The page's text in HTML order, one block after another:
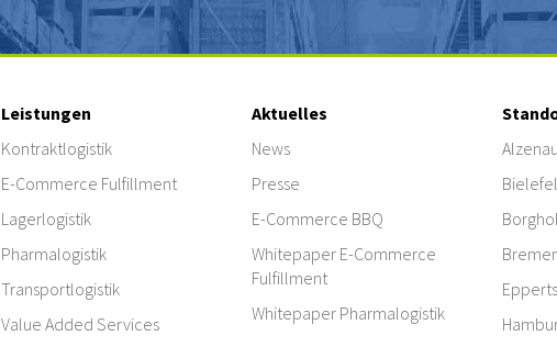
Leistungen
Kontraktlogistik
E-Commerce Fulfillment
Lagerlogistik
Pharmalogistik
Transportlogistik
Value Added Services
Aktuelles
News
Presse
E-Commerce BBQ
Whitepaper E-Commerce
Fulfillment
Whitepaper Pharmalogistik
Alzenau